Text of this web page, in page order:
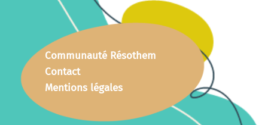
Communauté Résothem
Contact
Mentions légales